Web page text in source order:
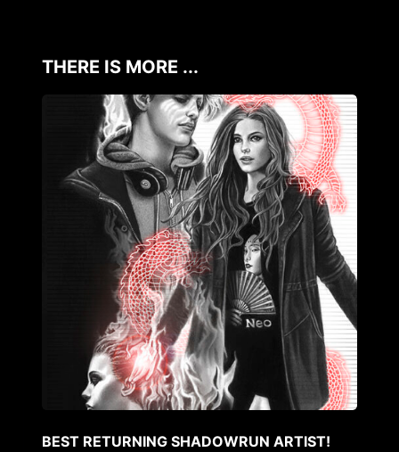
THERE IS MORE ...
BEST RETURNING SHADOWRUN ARTIST!